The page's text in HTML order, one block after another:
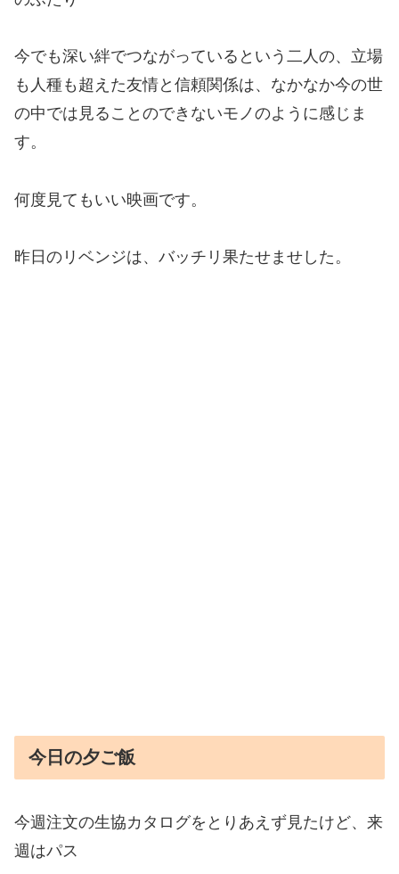
今でも深い絆でつながっているという二人の、立場
も人種も超えた友情と信頼関係は、なかなか今の世
の中では見ることのできないモノのように感じま
す。
何度見てもいい映画です。
昨日のリベンジは、バッチリ果たせませした。
今日の夕ご飯
今週注文の生協カタログをとりあえず見たけど、来
週はパス